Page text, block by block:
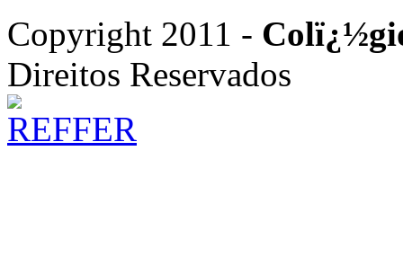
Copyright 2011 -
Direitos Reservados